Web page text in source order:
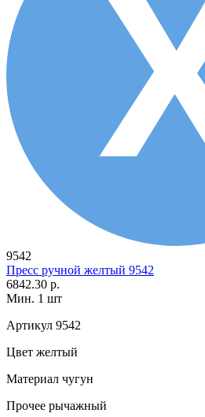
9542
Пресс ручной желтый 9542
6842.30 р.
Мин. 1 шт
Артикул 9542
Цвет желтый
Материал чугун
Прочее рычажный